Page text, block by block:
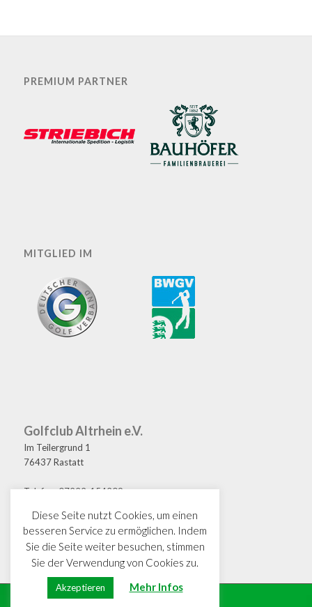
PREMIUM PARTNER
MITGLIED IM
Golfclub Altrhein e.V.
Im Teilergrund 1
76437 Rastatt
Telefon: 07222-154209
E-Mail: golf@gcaltrhein.de
Diese Seite nutzt Cookies, um einen
besseren Service zu ermöglichen. Indem
Sie die Seite weiter besuchen, stimmen
Sie der Verwendung von Cookies zu.
Akzeptieren Mehr Infos